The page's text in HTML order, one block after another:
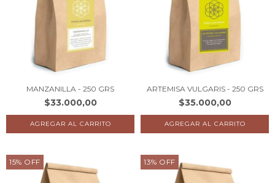
MANZANILLA - 250 GRS
$33.000,00
ARTEMISA VULGARIS - 250 GRS
$35.000,00
15% OFF 13% OFF